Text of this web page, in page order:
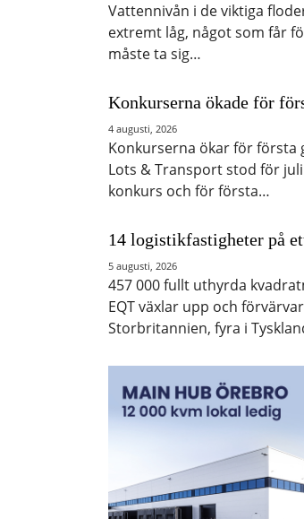
Vattennivån i de viktiga
extremt låg, något som får
måste ta sig…
Konkurserna ökade för
4 augusti, 2026
Konkurserna ökar för första
Lots & Transport stod för
konkurs och för första…
14 logistikfastigheter på
5 augusti, 2026
457 000 fullt uthyrda
EQT växlar upp och
Storbritannien, fyra i